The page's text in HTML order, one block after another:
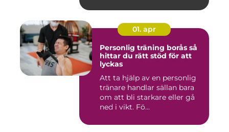
01. apr
Personlig träning borås så
hittar du rätt stöd för att
lyckas
Att ta hjälp av en personlig
tränare handlar sällan bara
om att bli starkare eller gå
ned i vikt. Fö...